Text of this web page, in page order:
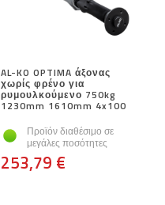
AL-KO OPTIMA άξονας
χωρίς φρένο για
ρυμουλκούμενο 750kg
1230mm 1610mm 4x100
Προϊόν διαθέσιμο σε
μεγάλες ποσότητες
253,79 €